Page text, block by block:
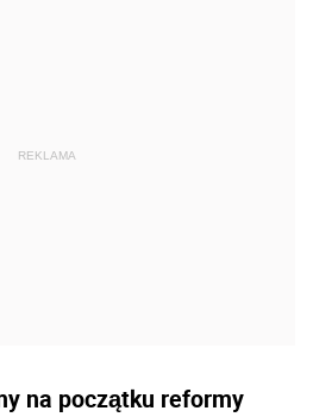
na początku reformy